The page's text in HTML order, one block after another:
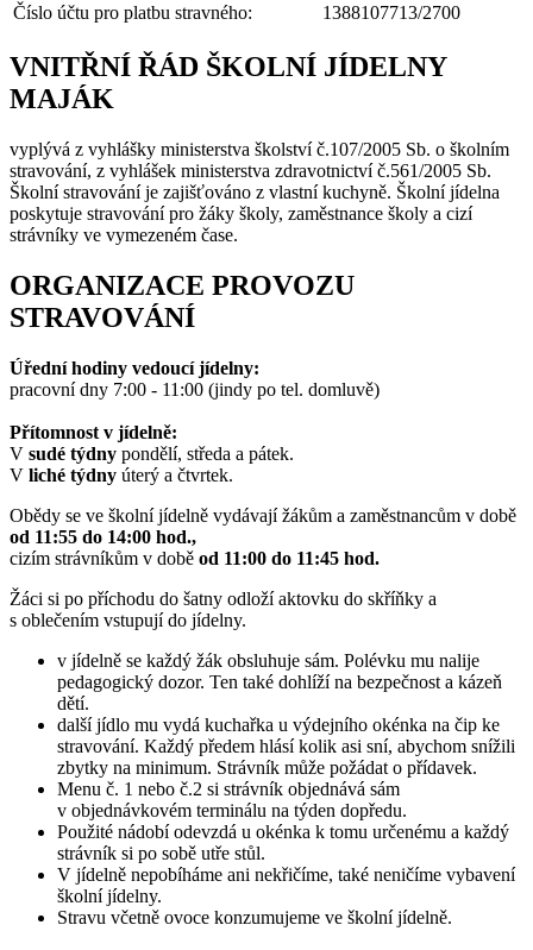
Číslo účtu pro platbu stravného: 1388107713/2700
VNITŘNÍ ŘÁD ŠKOLNÍ JÍDELNY
MAJÁK
vyplývá z vyhlášky ministerstva školství č.107/2005 Sb. o školním
stravování, z vyhlášek ministerstva zdravotnictví č.561/2005 Sb.
Školní stravování je zajišťováno z vlastní kuchyně. Školní jídelna
poskytuje stravování pro žáky školy, zaměstnance školy a cizí
strávníky ve vymezeném čase.
ORGANIZACE PROVOZU
STRAVOVÁNÍ
Úřední hodiny vedoucí jídelny:
pracovní dny 7:00 - 11:00 (jindy po tel. domluvě)
Přítomnost v jídelně:
V sudé týdny pondělí, středa a pátek.
V liché týdny úterý a čtvrtek.
Obědy se ve školní jídelně vydávají žákům a zaměstnancům v době
od 11:55 do 14:00 hod.,
cizím strávníkům v době od 11:00 do 11:45 hod.
Žáci si po příchodu do šatny odloží aktovku do skříňky a
s oblečením vstupují do jídelny.
v jídelně se každý žák obsluhuje sám. Polévku mu nalije
pedagogický dozor. Ten také dohlíží na bezpečnost a kázeň
dětí.
další jídlo mu vydá kuchařka u výdejního okénka na čip ke
stravování. Každý předem hlásí kolik asi sní, abychom snížili
zbytky na minimum. Strávník může požádat o přídavek.
Menu č. 1 nebo č.2 si strávník objednává sám
v objednávkovém terminálu na týden dopředu.
Použité nádobí odevzdá u okénka k tomu určenému a každý
strávník si po sobě utře stůl.
V jídelně nepobíháme ani nekřičíme, také neničíme vybavení
školní jídelny.
Stravu včetně ovoce konzumujeme ve školní jídelně.